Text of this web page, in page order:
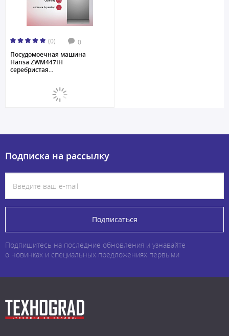
(0) 0
Посудомоечная машина
Hansa ZWM447IH
серебристая...
Подписка на рассылку
Подписаться
Подпишитесь на последние обновления и узнавайте
о новинках и специальных предложениях первыми